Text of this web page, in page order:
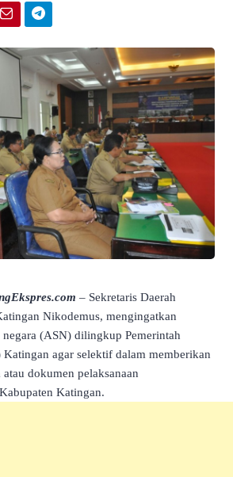
– Sekretaris Daerah
Nikodemus, mengingatkan
(ASN) dilingkup Pemerintah
Katingan agar selektif dalam memberikan
dokumen pelaksanaan
Katingan.